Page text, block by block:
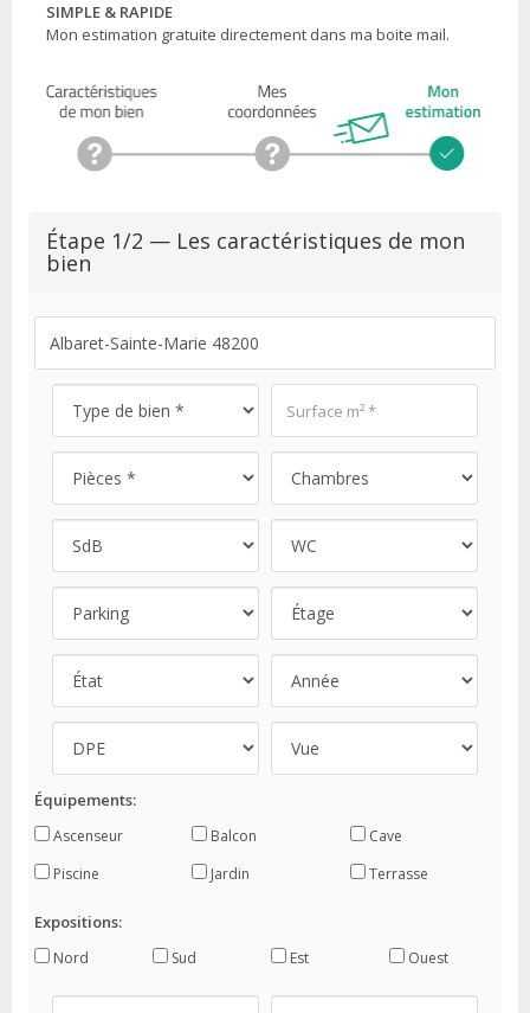
SIMPLE & RAPIDE
Mon estimation gratuite directement dans ma boite mail.
Étape 1/2 — Les caractéristiques de mon
bien
Équipements:
Ascenseur Balcon
Cave
Piscine
Jardin Terrasse
Expositions:
Nord Sud Est Ouest